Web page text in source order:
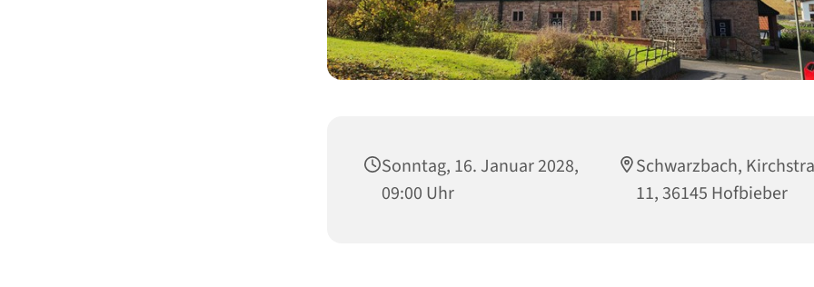
Sonntag, 16. Januar 2028,
09:00 Uhr
Schwarzbach,
11, 36145 Hofbieber